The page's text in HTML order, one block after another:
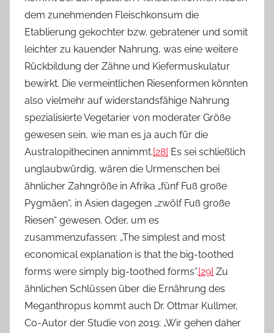
dem zunehmenden Fleischkonsum die
Etablierung gekochter bzw. gebratener und somit
leichter zu kauender Nahrung, was eine weitere
Rückbildung der Zähne und Kiefermuskulatur
bewirkt. Die vermeintlichen Riesenformen könnten
also vielmehr auf widerstandsfähige Nahrung
spezialisierte Vegetarier von moderater Größe
gewesen sein, wie man es ja auch für die
Australopithecinen annimmt.[28] Es sei schließlich
unglaubwürdig, wären die Urmenschen bei
ähnlicher Zahngröße in Afrika „fünf Fuß große
Pygmäen“, in Asien dagegen „zwölf Fuß große
Riesen“ gewesen. Oder, um es
zusammenzufassen: „The simplest and most
economical explanation is that the big-toothed
forms were simply big-toothed forms”.[29] Zu
ähnlichen Schlüssen über die Ernährung des
Meganthropus kommt auch Dr. Ottmar Kullmer,
Co-Autor der Studie von 2019: „Wir gehen daher